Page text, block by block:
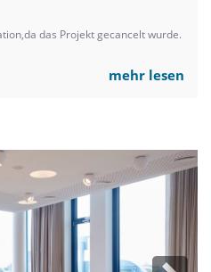
das Projekt gecancelt wurde.
mehr lesen